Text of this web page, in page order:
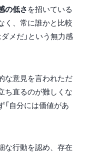
の低さ を招いている
く、常に誰かと比較
メだ」という無力感
な意見を言われただ
ち直るのが難しくな
自分には価値があ
な行動を認め、存在